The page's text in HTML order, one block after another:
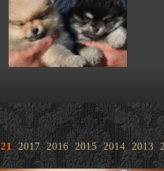
2017 2016 2015 2014 2013